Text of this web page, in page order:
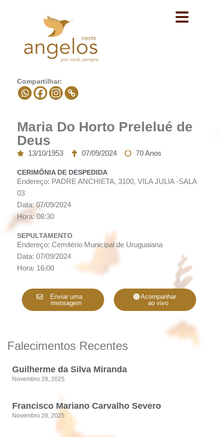
Compartilhar:
Maria Do Horto Prelelué de
Deus
13/10/1953 07/09/2024 70 Anos
CERIMÔNIA DE DESPEDIDA
Endereço: PADRE ANCHIETA, 3100, VILA JULIA -SALA
03
Data: 07/09/2024
Hora: 08:30
SEPULTAMENTO
Endereço: Cemitério Municipal de Uruguaiana
Data: 07/09/2024
Hora: 16:00
Enviar uma
mensagem
Acompanhar
ao vivo
Falecimentos Recentes
Guilherme da Silva Miranda
Novembro 28, 2025
Francisco Mariano Carvalho Severo
Novembro 28, 2025